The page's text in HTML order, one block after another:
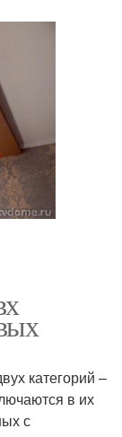
категорий –
в их
с